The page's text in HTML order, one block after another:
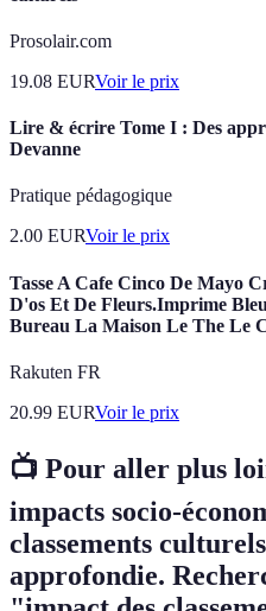
Prosolair.com
19.08 EURVoir le prix
Lire & écrire Tome I : Des
Devanne
Pratique pédagogique
2.00 EURVoir le prix
Tasse A Cafe Cinco De Mayo
D'os Et De Fleurs.Imprime
Bureau La Maison Le The Le
Rakuten FR
20.99 EURVoir le prix
📺 Pour aller plus
impacts socio-
classements
approfondie.